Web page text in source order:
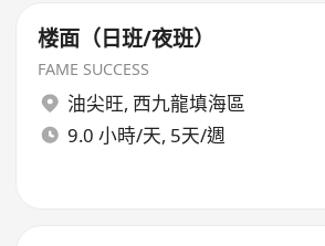
楼面（日班/夜班）
FAME SUCCESS
油尖旺, 西九龍填海區
9.0 小時/天, 5天/週